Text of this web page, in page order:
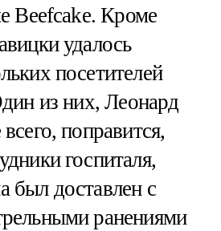
Beefcake. Кроме
удалось
посетителей
из них, Леонард
поправится,
госпиталя,
был доставлен с
ранениями